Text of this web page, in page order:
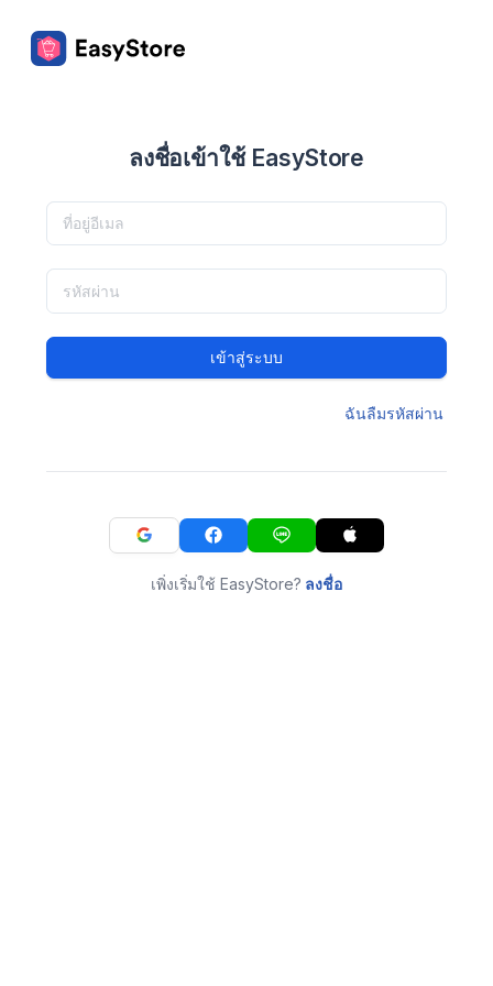
ลงชื่อเข้าใช้ EasyStore
เข้าสู่ระบบ
ฉันลืมรหัสผ่าน
เพิ่งเริ่มใช้ EasyStore? ลงชื่อ